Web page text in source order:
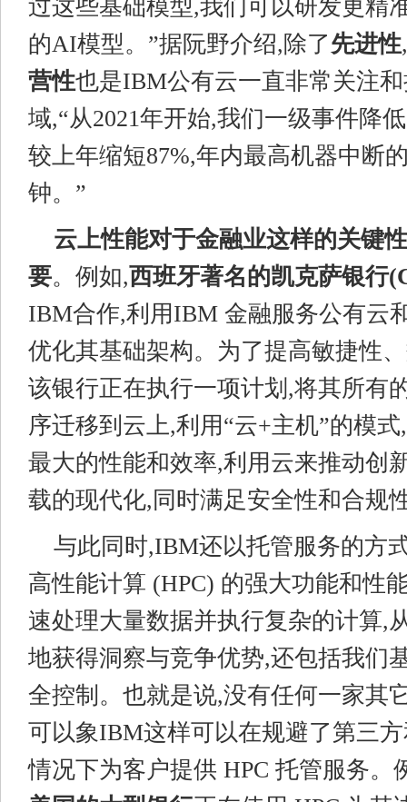
过这些基础模型,我们可以研发更精
的AI模型。”据阮野介绍,除了先进性,
营性也是IBM公有云一直非常关注
域,“从2021年开始,我们一级事件降
较上年缩短87%,年内最高机器中断
钟。”
云上性能对于金融业这样的关键
要。例如,西班牙著名的凯克萨银行(
IBM合作,利用IBM 金融服务公有云
优化其基础架构。为了提高敏捷性
该银行正在执行一项计划,将其所有
序迁移到云上,利用“云+主机”的模
最大的性能和效率,利用云来推动创
载的现代化,同时满足安全性和合规
与此同时,IBM还以托管服务的方
高性能计算 (HPC) 的强大功能和性
速处理大量数据并执行复杂的计算,
地获得洞察与竞争优势,还包括我们
全控制。也就是说,没有任何一家其
可以象IBM这样可以在规避了第三
情况下为客户提供 HPC 托管服务。